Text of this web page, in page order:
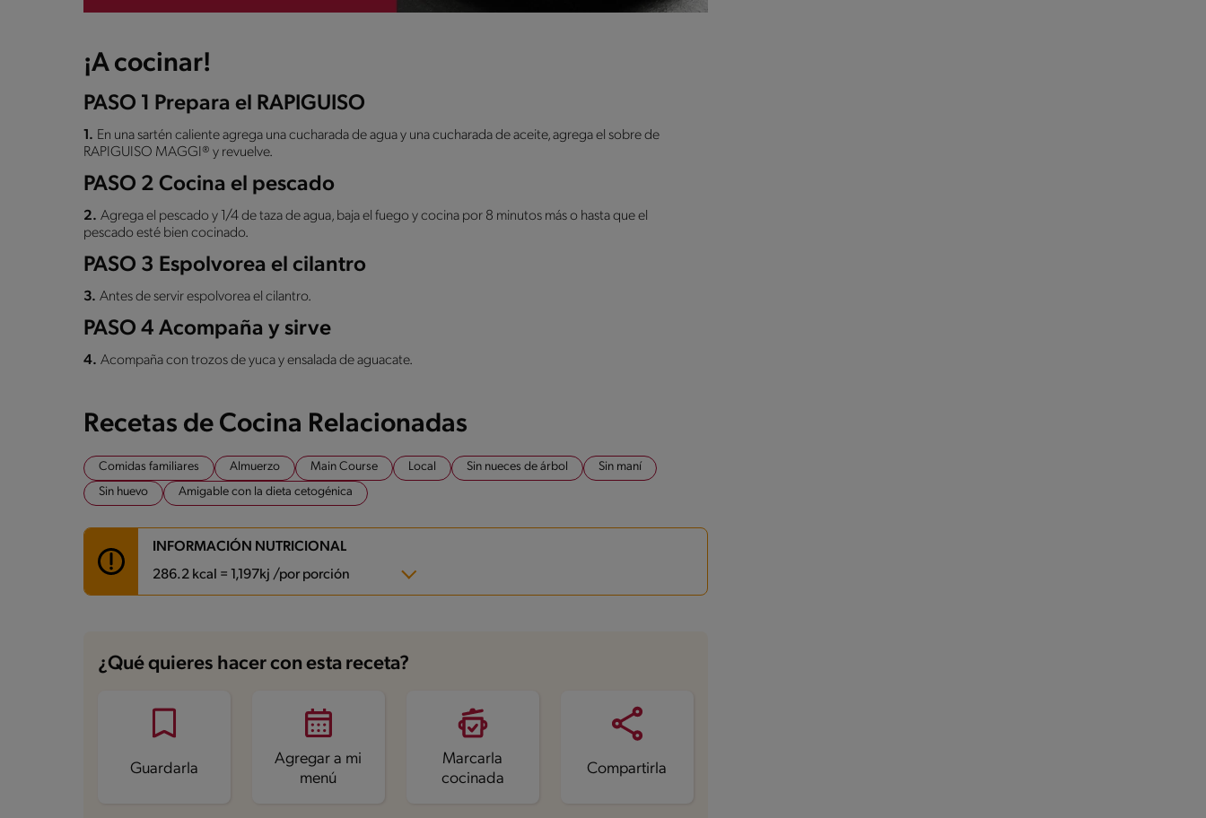
¡A cocinar!
PASO 1 Prepara el RAPIGUISO
1. En una sartén caliente agrega una cucharada de agua y una cucharada de aceite, agrega el sobre de
RAPIGUISO MAGGI® y revuelve.
PASO 2 Cocina el pescado
2. Agrega el pescado y 1/4 de taza de agua, baja el fuego y cocina por 8 minutos más o hasta que el
pescado esté bien cocinado.
PASO 3 Espolvorea el cilantro
3. Antes de servir espolvorea el cilantro.
PASO 4 Acompaña y sirve
4. Acompaña con trozos de yuca y ensalada de aguacate.
Recetas de Cocina Relacionadas
Comidas familiares Almuerzo Main Course Local Sin nueces de árbol
Sin maní
Sin huevo
Amigable con la dieta cetogénica
INFORMACIÓN NUTRICIONAL
286.2 kcal = 1,197kj /por porción
Energía
286.2 kcal
Grasas 7 g
Sodio
¿Qué quieres hacer con esta receta?
Guardarla
Agregar a mi
menú
Marcarla
cocinada
Compartirla